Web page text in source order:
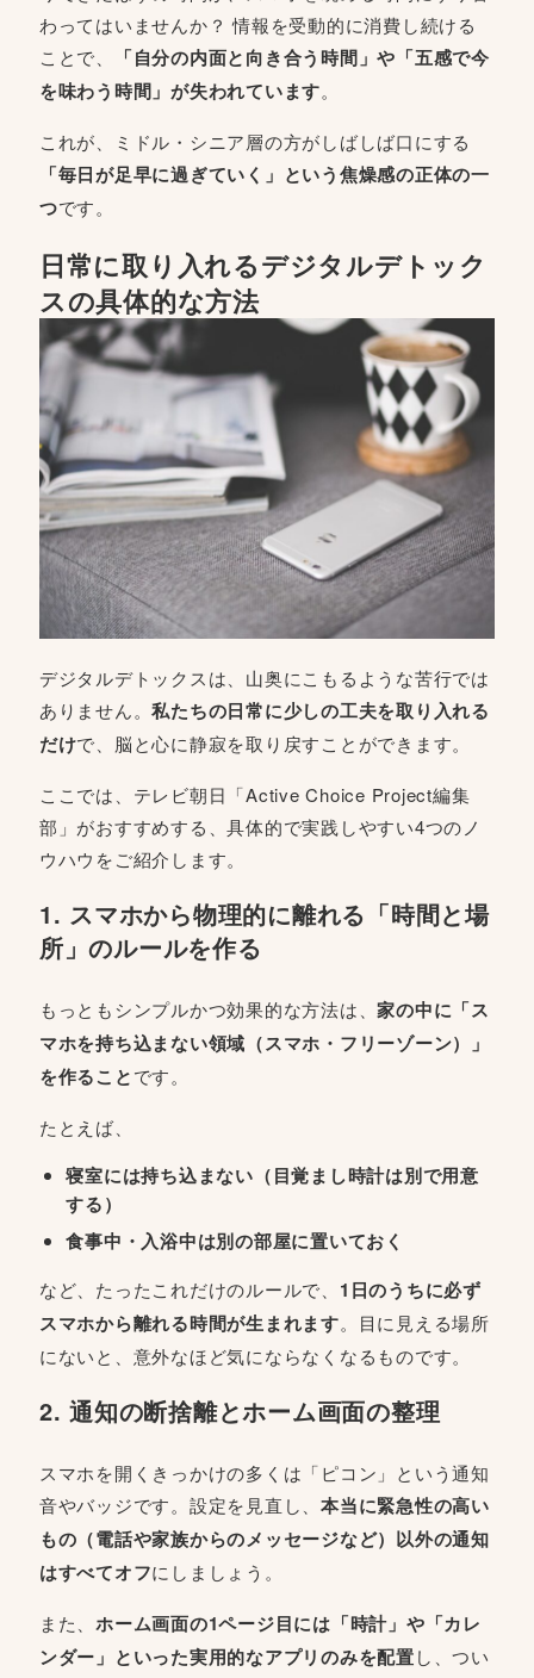
わってはいませんか？ 情報を受動的に消費し続ける
ことで、
「自分の内面と向き合う時間」や「五感で今
を味わう時間」が失われています。
これが、ミドル・シニア層の方がしばしば口にする
「毎日が足早に過ぎていく」という焦燥感の正体の一
つです。
日常に取り入れるデジタルデトック
スの具体的な方法
デジタルデトックスは、山奥にこもるような苦行では
ありません。私たちの日常に少しの工夫を取り入れる
だけで、脳と心に静寂を取り戻すことができます。
ここでは、テレビ朝日「Active Choice Project編集
部」がおすすめする、具体的で実践しやすい4つのノ
ウハウをご紹介します。
1. スマホから物理的に離れる「時間と場
所」のルールを作る
もっともシンプルかつ効果的な方法は、家の中に「ス
マホを持ち込まない領域（スマホ・フリーゾーン）」
を作ることです。
たとえば、
寝室には持ち込まない（目覚まし時計は別で用意
する）
食事中・入浴中は別の部屋に置いておく
など、たったこれだけのルールで、 1日のうちに必ず
スマホから離れる時間が生まれます。目に見える場所
にないと、意外なほど気にならなくなるものです。
2. 通知の断捨離とホーム画面の整理
スマホを開くきっかけの多くは「ピコン」という通知
音やバッジです。設定を見直し、本当に緊急性の高い
もの（電話や家族からのメッセージなど）以外の通知
はすべてオフにしましょう。
また、ホーム画面の1ページ目には「時計」や「カレ
ンダー」といった実用的なアプリのみを配置し、つい